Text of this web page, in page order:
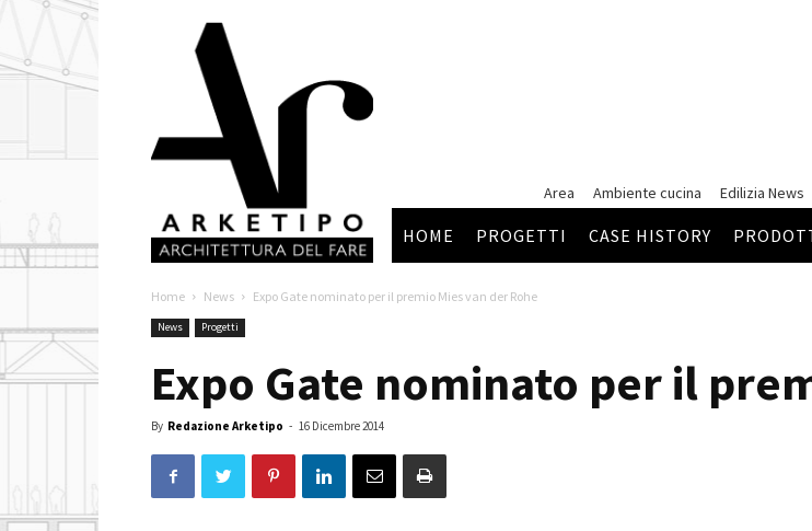
Arketipo
Area
Ambiente cucina Edilizia News
HOME PROGETTI CASE HISTORY
Home News Expo Gate nominato per il premio Mies van der Rohe
News Progetti
Expo Gate nominato per il
By Redazione Arketipo - 16 Dicembre 2014